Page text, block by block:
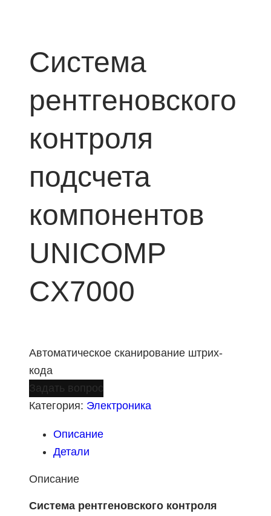
Система
рентгеновского
контроля
подсчета
компонентов
UNICOMP
CX7000
Автоматическое сканирование штрих-
кода
Задать вопрос
Категория: Электроника
Описание
Детали
Описание
Система рентгеновского контроля